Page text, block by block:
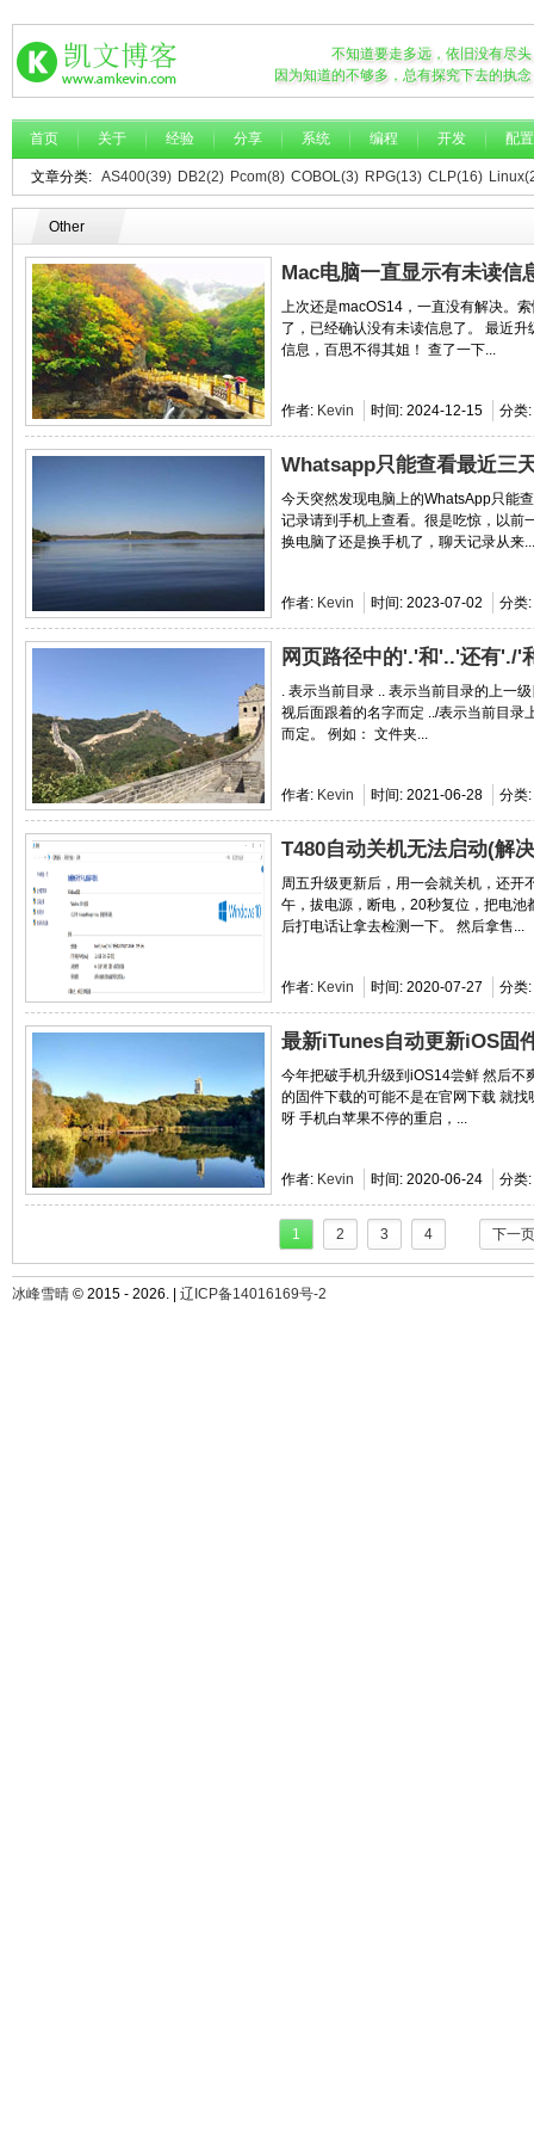
不知道要走多远，依旧没有尽头
因为知道的不够多，总有探究下去的执念
首页 关于 经验 分享 系统 编程 开发 配置
文章分类: AS400(39) DB2(2) Pcom(8) COBOL(3) RPG(13) CLP(16)
Other
Mac电脑一直显示有未读信
上次还是macOS14，一直没有解决。
了，已经确认没有未读信息了。 最近
信息，百思不得其姐！ 查了一下...
作者: Kevin 时间: 2024-12-15 分类:
Whatsapp只能查看最近三
今天突然发现电脑上的WhatsApp只能
记录请到手机上查看。很是吃惊，以前
换电脑了还是换手机了，聊天记录从来...
作者: Kevin 时间: 2023-07-02 分类:
网页路径中的'.'和'..'还有'./'
. 表示当前目录 .. 表示当前目录的上一
视后面跟着的名字而定 ../表示当前目录
而定。 例如： 文件夹...
作者: Kevin 时间: 2021-06-28 分类:
T480自动关机无法启动(解
周五升级更新后，用一会就关机，还开
午，拔电源，断电，20秒复位，把电
后打电话让拿去检测一下。 然后拿售...
作者: Kevin 时间: 2020-07-27 分类:
最新iTunes自动更新iOS固
今年把破手机升级到iOS14尝鲜 然后不
的固件下载的可能不是在官网下载 就
呀 手机白苹果不停的重启，...
作者: Kevin 时间: 2020-06-24 分类:
1 2 3 4 下一页
冰峰雪晴 © 2015 - 2026. | 辽ICP备14016169号-2